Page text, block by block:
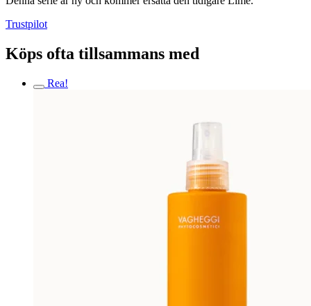
Trustpilot
Köps ofta tillsammans med
Rea!